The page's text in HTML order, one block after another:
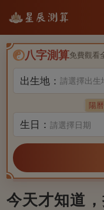
八字測算免費觀看
出生地：請選擇出生
陽曆
生日：請選擇日期
今天才知道